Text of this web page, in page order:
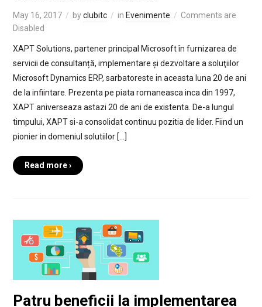
May 16, 2017 byclubitc in Evenimente
Comments are
Disabled
XAPT Solutions, partener principal Microsoft în furnizarea de
servicii de consultanță, implementare și dezvoltare a soluţiilor
Microsoft Dynamics ERP, sarbatoreste in aceasta luna 20 de ani
de la infiintare. Prezenta pe piata romaneasca inca din 1997,
XAPT aniverseaza astazi 20 de ani de existenta. De-a lungul
timpului, XAPT si-a consolidat continuu pozitia de lider. Fiind un
pionier in domeniul solutiilor […]
Read more ›
Patru beneficii la implementarea